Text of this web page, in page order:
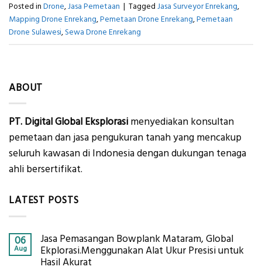
Posted in Drone,Jasa Pemetaan | Tagged Jasa Surveyor Enrekang,
Mapping Drone Enrekang,Pemetaan Drone Enrekang,Pemetaan
Drone Sulawesi,Sewa Drone Enrekang
ABOUT
PT. Digital Global Eksplorasi menyediakan konsultan
pemetaan dan jasa pengukuran tanah yang mencakup
seluruh kawasan di Indonesia dengan dukungan tenaga
ahli bersertifikat.
LATEST POSTS
06
Aug
Jasa Pemasangan Bowplank Mataram, Global
Ekplorasi.Menggunakan Alat Ukur Presisi untuk
Hasil Akurat